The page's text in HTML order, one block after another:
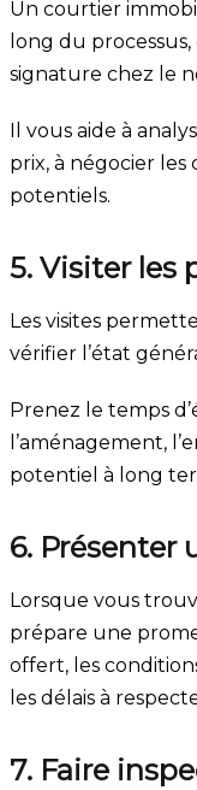
Un courtier
long du
signature chez le
Il vous aide à
prix, à négocier les
potentiels.
5. Visiter les
Les visites
vérifier l’état
Prenez le temps
l’aménagement,
potentiel à long
6. Présenter
Lorsque vous
prépare une
offert, les
les délais à
7. Faire